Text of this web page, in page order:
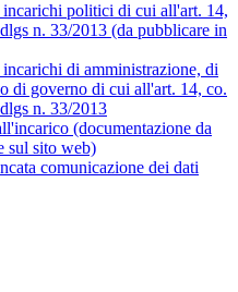
politici di cui all'art. 14,
n. 33/2013 (da pubblicare in
di amministrazione, di
di governo di cui all'art. 14, co.
n. 33/2013
(documentazione da
sul sito web)
comunicazione dei dati